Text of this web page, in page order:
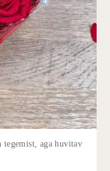
aga huvitav